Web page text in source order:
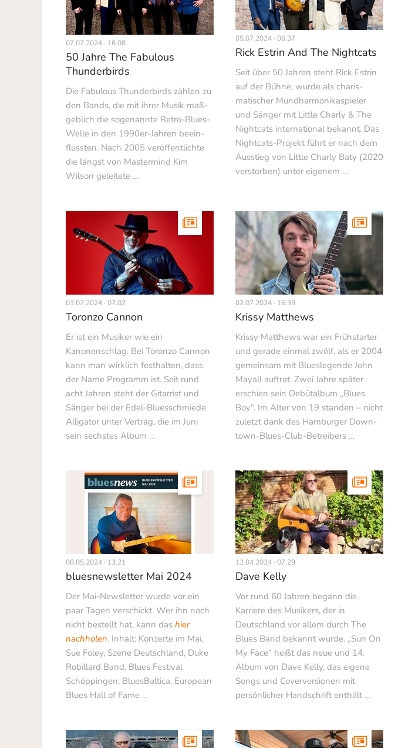
07.07.2024 · 16.08
50 Jahre The Fabulous
Thunderbirds
Die Fabulous Thunderbirds zählen zu
den Bands, die mit ihrer Musik maß­
geblich die sogenannte Retro-Blues-
Welle in den 1990er-Jahren beein­
flussten. Nach 2005 veröffentlichte
die längst von Mastermind Kim
Wilson geleitete …
05.07.2024 · 06.37
Rick Estrin And The Nightcats
Seit über 50 Jahren steht Rick Estrin
auf der Bühne, wurde als charis­
matischer Mundharmonikaspieler
und Sänger mit Little Charly & The
Night­cats international bekannt. Das
Nightcats-Projekt führt er nach dem
Ausstieg von Little Charly Baty (2020
verstorben) unter eigenem …
03.07.2024 · 07.02
Toronzo Cannon
Er ist ein Musiker wie ein
Kanonenschlag. Bei Toronzo Cannon
kann man wirklich festhalten, dass
der Name Programm ist. Seit rund
acht Jahren steht der Gitarrist und
Sänger bei der Edel-Bluesschmiede
Alligator unter Vertrag, die im Juni
sein sechstes Album …
02.07.2024 · 16.39
Krissy Matthews
Krissy Matthews war ein Frühstarter
und gerade einmal zwölf, als er 2004
gemeinsam mit Blueslegende John
Mayall auftrat. Zwei Jahre später
erschien sein Debütalbum „Blues
Boy“. Im Alter von 19 standen – nicht
zuletzt dank des Hamburger Down­
town-Blues-Club-Betreibers …
08.05.2024 · 13.21
bluesnewsletter Mai 2024
Der Mai-Newsletter wurde vor ein
paar Tagen verschickt. Wer ihn noch
nicht bestellt hat, kann das hier
nachholen. Inhalt: Konzerte im Mai,
Sue Foley, Szene Deutschland, Duke
Robillard Band, Blues Festival
Schöppingen, BluesBaltica, European
Blues Hall of Fame …
12.04.2024 · 07.29
Dave Kelly
Vor rund 60 Jahren begann die
Karriere des Musikers, der in
Deutschland vor allem durch The
Blues Band bekannt wurde. „Sun On
My Face“ heißt das neue und 14.
Album von Dave Kelly, das eigene
Songs und Coverversionen mit
persönlicher Handschrift enthält …